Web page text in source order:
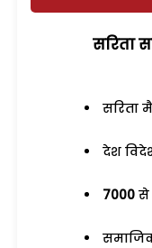
सरिता
सरिता
देश
7000 से